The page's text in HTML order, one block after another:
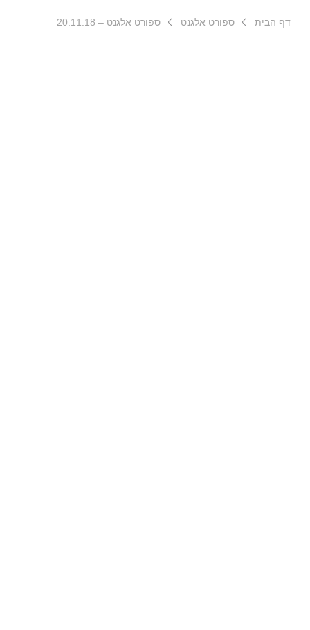
דף הבית ספורט אלגנט ספורט אלגנט – 20.11.18